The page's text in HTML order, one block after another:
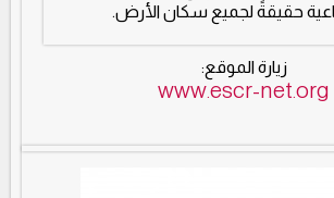
حقيقةً لجميع سكان الأرض.
زيارة الموقع:
www.escr-net.org